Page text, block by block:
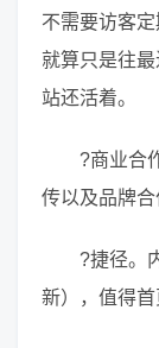
不需要访客
就算只是往
站还活着。
?商业合
传以及品牌合
?捷径。
新），值得首